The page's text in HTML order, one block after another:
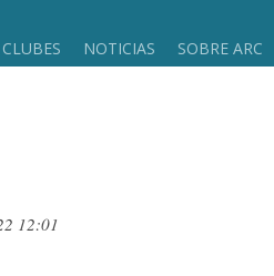
CLUBES NOTICIAS SOBRE ARC
12:01